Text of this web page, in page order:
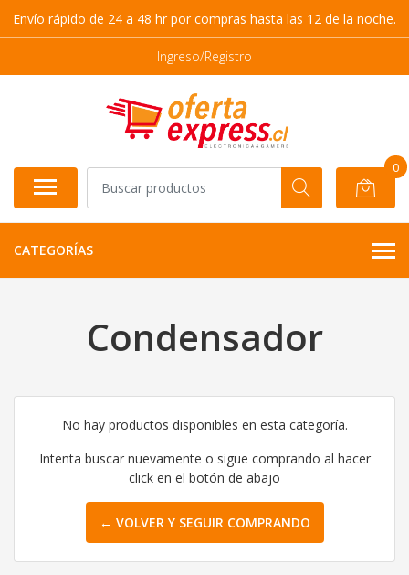
Envío rápido de 24 a 48 hr por compras hasta las 12 de la noche.
Ingreso/Registro
0
CATEGORÍAS
Condensador
No hay productos disponibles en esta categoría.
Intenta buscar nuevamente o sigue comprando al hacer
click en el botón de abajo
← VOLVER Y SEGUIR COMPRANDO